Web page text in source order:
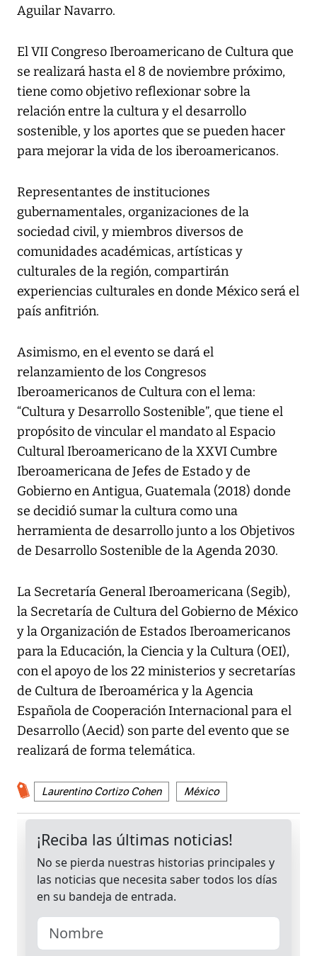
Aguilar Navarro.
El VII Congreso Iberoamericano de Cultura que
se realizará hasta el 8 de noviembre próximo,
tiene como objetivo reflexionar sobre la
relación entre la cultura y el desarrollo
sostenible, y los aportes que se pueden hacer
para mejorar la vida de los iberoamericanos.
Representantes de instituciones
gubernamentales, organizaciones de la
sociedad civil, y miembros diversos de
comunidades académicas, artísticas y
culturales de la región, compartirán
experiencias culturales en donde México será el
país anfitrión.
Asimismo, en el evento se dará el
relanzamiento de los Congresos
Iberoamericanos de Cultura con el lema:
“Cultura y Desarrollo Sostenible”, que tiene el
propósito de vincular el mandato al Espacio
Cultural Iberoamericano de la XXVI Cumbre
Iberoamericana de Jefes de Estado y de
Gobierno en Antigua, Guatemala (2018) donde
se decidió sumar la cultura como una
herramienta de desarrollo junto a los Objetivos
de Desarrollo Sostenible de la Agenda 2030.
La Secretaría General Iberoamericana (Segib),
la Secretaría de Cultura del Gobierno de México
y la Organización de Estados Iberoamericanos
para la Educación, la Ciencia y la Cultura (OEI),
con el apoyo de los 22 ministerios y secretarías
de Cultura de Iberoamérica y la Agencia
Española de Cooperación Internacional para el
Desarrollo (Aecid) son parte del evento que se
realizará de forma telemática.
Laurentino Cortizo Cohen México